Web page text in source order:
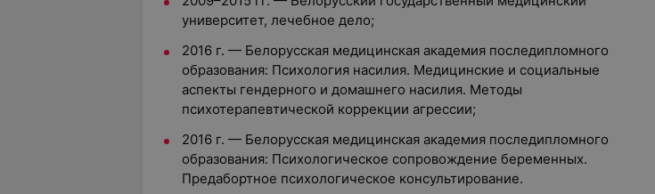
университет, лечебное дело;
2016 г. — Белорусская медицинская академия последипломного
образования: Психология насилия. Медицинские и социальные
аспекты гендерного и домашнего насилия. Методы
психотерапевтической коррекции агрессии;
2016 г. — Белорусская медицинская академия последипломного
образования: Психологическое сопровождение беременных.
Предабортное психологическое консультирование.